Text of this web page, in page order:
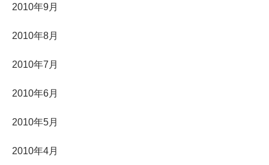
2010年9月
2010年8月
2010年7月
2010年6月
2010年5月
2010年4月